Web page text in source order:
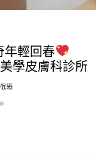
輕回春
學皮膚科診所
顆